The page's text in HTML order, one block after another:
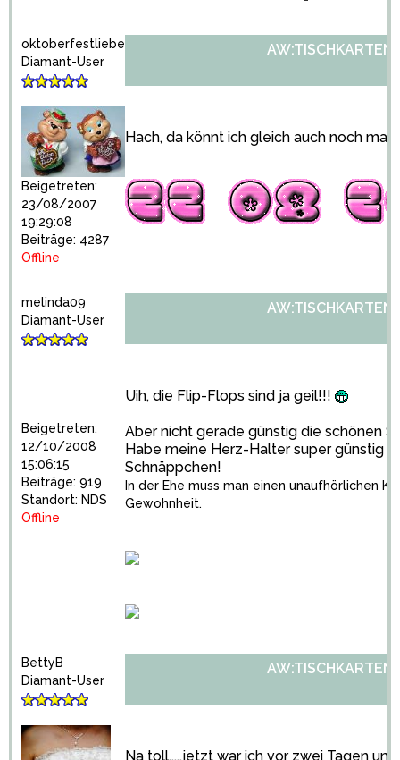
oktoberfestliebe
Diamant-User
Beigetreten:
23/08/2007
19:29:08
Beiträge: 4287
Offline
Hach, da könnt ich gleich auch noch mal
melinda09
Diamant-User
Beigetreten:
12/10/2008
15:06:15
Beiträge: 919
Standort: NDS
Offline
Uih, die Flip-Flops sind ja geil!!!
Aber nicht gerade günstig die schönen
Habe meine Herz-Halter super günstig
Schnäppchen!
In der Ehe muss man einen unaufhörlichen
Gewohnheit.
BettyB
Diamant-User
Na toll.....jetzt war ich vor zwei Tagen